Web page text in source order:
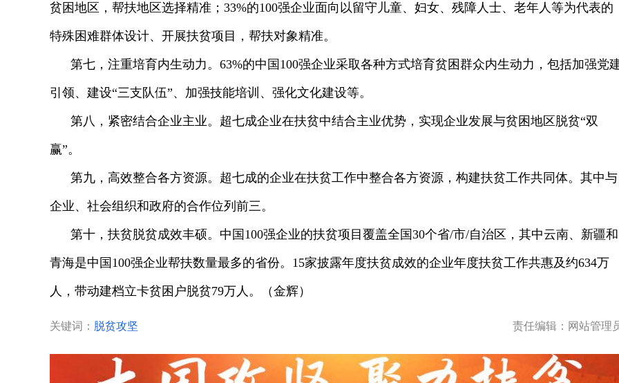
贫困地区，帮扶地区选择精准；33%的100强企业面向以留守儿童、妇女、残障人士、老年人等为代表的
特殊困难群体设计、开展扶贫项目，帮扶对象精准。
第七，注重培育内生动力。63%的中国100强企业采取各种方式培育贫困群众内生动力，包括加强党
引领、建设“三支队伍”、加强技能培训、强化文化建设等。
第八，紧密结合企业主业。超七成企业在扶贫中结合主业优势，实现企业发展与贫困地区脱贫“双
赢”。
第九，高效整合各方资源。超七成的企业在扶贫工作中整合各方资源，构建扶贫工作共同体。其中与
企业、社会组织和政府的合作位列前三。
第十，扶贫脱贫成效丰硕。中国100强企业的扶贫项目覆盖全国30个省/市/自治区，其中云南、新疆和
青海是中国100强企业帮扶数量最多的省份。15家披露年度扶贫成效的企业年度扶贫工作共惠及约634万
人，带动建档立卡贫困户脱贫79万人。（金辉）
关键词： 脱贫攻坚 责任编辑：网站管理